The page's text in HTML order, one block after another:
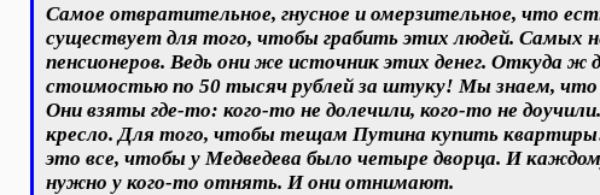
Самое отвратительное, гнусное и омерзительное, что
существует для того, чтобы грабить этих людей. Самых
пенсионеров. Ведь они же источник этих денег. Откуда
стоимостью по 50 тысяч рублей за штуку! Мы знаем, что
Они взяты где-то: кого-то не долечили, кого-то не
кресло. Для того, чтобы тещам Путина купить
это все, чтобы у Медведева было четыре дворца. И
нужно у кого-то отнять. И они отнимают.